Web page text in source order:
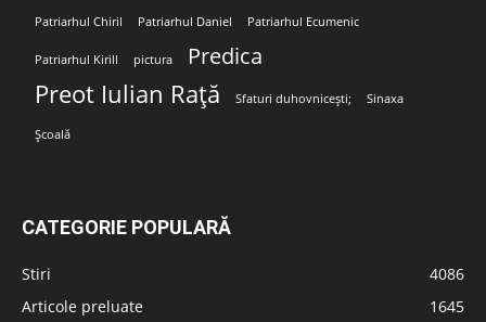
Patriarhul Chiril Patriarhul Daniel Patriarhul Ecumenic
Patriarhul Kirill pictura Predica
Preot Iulian Rață Sfaturi duhovnicești; Sinaxa
Școală
CATEGORIE POPULARĂ
Stiri
4086
Articole preluate
1645